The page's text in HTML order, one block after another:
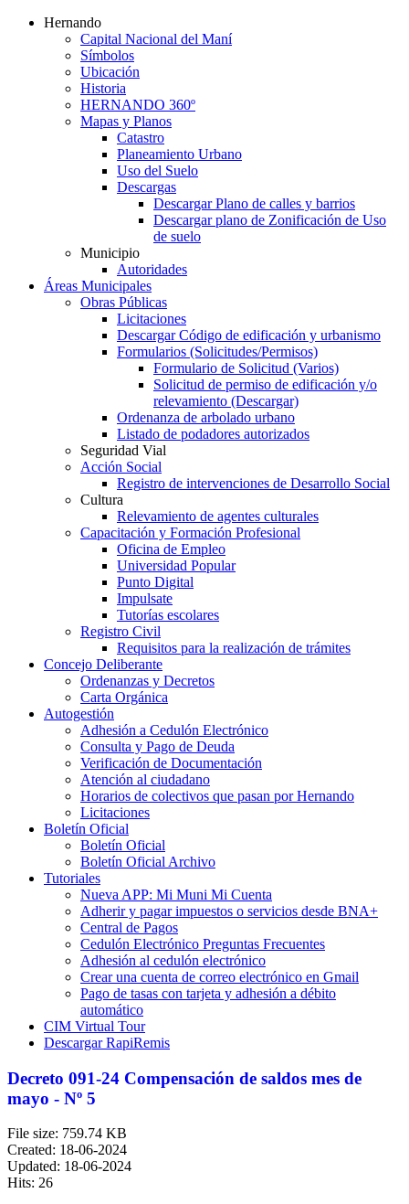
Hernando
Capital Nacional del Maní
Símbolos
Ubicación
Historia
HERNANDO 360º
Mapas y Planos
Catastro
Planeamiento Urbano
Uso del Suelo
Descargas
Descargar Plano de calles y barrios
Descargar plano de Zonificación de Uso
de suelo
Municipio
Autoridades
Áreas Municipales
Obras Públicas
Licitaciones
Descargar Código de edificación y urbanismo
Formularios (Solicitudes/Permisos)
Formulario de Solicitud (Varios)
Solicitud de permiso de edificación y/o
relevamiento (Descargar)
Ordenanza de arbolado urbano
Listado de podadores autorizados
Seguridad Vial
Acción Social
Registro de intervenciones de Desarrollo Social
Cultura
Relevamiento de agentes culturales
Capacitación y Formación Profesional
Oficina de Empleo
Universidad Popular
Punto Digital
Impulsate
Tutorías escolares
Registro Civil
Requisitos para la realización de trámites
Concejo Deliberante
Ordenanzas y Decretos
Carta Orgánica
Autogestión
Adhesión a Cedulón Electrónico
Consulta y Pago de Deuda
Verificación de Documentación
Atención al ciudadano
Horarios de colectivos que pasan por Hernando
Licitaciones
Boletín Oficial
Boletín Oficial
Boletín Oficial Archivo
Tutoriales
Nueva APP: Mi Muni Mi Cuenta
Adherir y pagar impuestos o servicios desde BNA+
Central de Pagos
Cedulón Electrónico Preguntas Frecuentes
Adhesión al cedulón electrónico
Crear una cuenta de correo electrónico en Gmail
Pago de tasas con tarjeta y adhesión a débito
automático
CIM Virtual Tour
Descargar RapiRemis
Decreto 091-24 Compensación de saldos mes de
mayo - Nº 5
File size: 759.74 KB
Created: 18-06-2024
Updated: 18-06-2024
Hits: 26